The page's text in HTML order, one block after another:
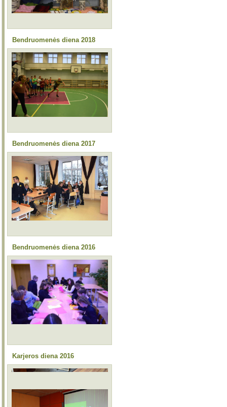
Bendruomenės diena 2018
Bendruomenės diena 2017
Bendruomenės diena 2016
Karjeros diena 2016